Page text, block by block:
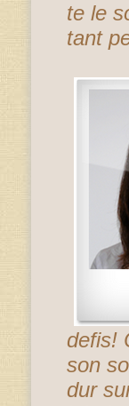
te le
tant
defis!
son
dur